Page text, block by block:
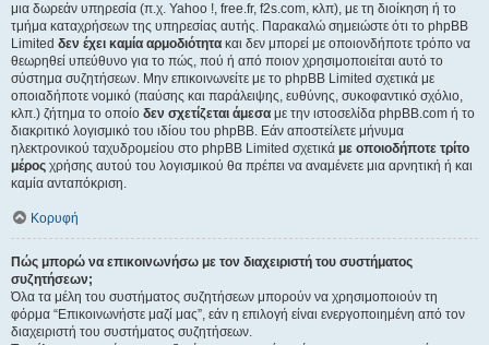
μια δωρεάν υπηρεσία (π.χ. Yahoo !, free.fr, f2s.com, κλπ), με τη διοίκηση ή το
τμήμα καταχρήσεων της υπηρεσίας αυτής. Παρακαλώ σημειώστε ότι το phpBB
Limited δεν έχει καμία αρμοδιότητα και δεν μπορεί με οποιονδήποτε τρόπο να
θεωρηθεί υπεύθυνο για το πώς, πού ή από ποιον χρησιμοποιείται αυτό το
σύστημα συζητήσεων. Μην επικοινωνείτε με το phpBB Limited σχετικά με
οποιαδήποτε νομικό (παύσης και παράλειψης, ευθύνης, συκοφαντικό σχόλιο,
κλπ.) ζήτημα το οποίο δεν σχετίζεται άμεσα με την ιστοσελίδα phpBB.com ή το
διακριτικό λογισμικό του ιδίου του phpBB. Εάν αποστείλετε μήνυμα
ηλεκτρονικού ταχυδρομείου στο phpBB Limited σχετικά με οποιοδήποτε τρίτο
μέρος χρήσης αυτού του λογισμικού θα πρέπει να αναμένετε μια αρνητική ή και
καμία ανταπόκριση.
Κορυφή
Πώς μπορώ να επικοινωνήσω με τον διαχειριστή του συστήματος
συζητήσεων;
Όλα τα μέλη του συστήματος συζητήσεων μπορούν να χρησιμοποιούν τη
φόρμα “Επικοινωνήστε μαζί μας”, εάν η επιλογή είναι ενεργοποιημένη από τον
διαχειριστή του συστήματος συζητήσεων.